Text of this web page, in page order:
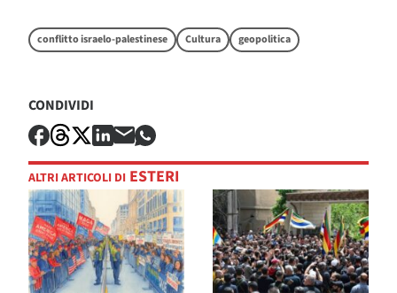
conflitto israelo-palestinese Cultura geopolitica
CONDIVIDI
ALTRI ARTICOLI DI ESTERI